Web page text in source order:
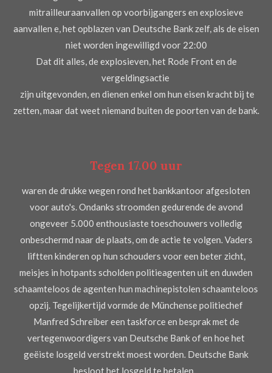
mitrailleuraanvallen op voorbijgangers en explosieve
aanvallen e, het opblazen van Deutsche Bank zelf, als de eisen
niet worden ingewilligd voor 22:00
‎Dat dit alles, de explosieven, het Rode Front en de
vergeldingsactie ‎
‎ zijn uitgevonden, en dienen enkel om hun eisen kracht bij te
zetten, maar dat weet niemand buiten de poorten van de bank.
Tegen 17.00 uur
waren de drukke wegen rond het bankkantoor afgesloten
voor auto's. Ondanks stroomden gedurende de avond
ongeveer 5.000 enthousiaste toeschouwers volledig
onbeschermd naar de plaats, om de actie te volgen. Vaders
liftten kinderen op hun schouders voor een beter zicht,
meisjes in hotpants scholden politieagenten uit en duwden
schaamteloos de agenten hun machinepistolen schaamteloos
opzij. Tegelijkertijd vormde de Münchense politiechef
Manfred Schreiber een taskforce en besprak met de
vertegenwoordigers van Deutsche Bank of en hoe het
geëiste losgeld verstrekt moest worden. Deutsche Bank
besloot het losgeld te betalen.